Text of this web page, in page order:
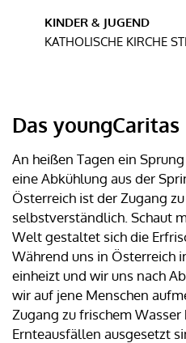
Das
An heißen Tagen ein
eine Abkühlung aus der
Österreich ist der Zugang
selbstverständlich. Schaut
Welt gestaltet sich die
Während uns in Österreich
einheizt und wir uns nach
wir auf jene Menschen
Zugang zu frischem
Ernteausfällen ausgesetzt